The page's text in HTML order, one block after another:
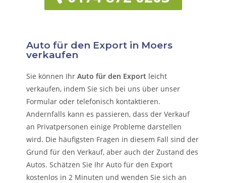
Auto für den Export in Moers
verkaufen
Sie können IhrAuto für den Export leicht
verkaufen, indem Sie sich bei uns über unser
Formular oder telefonisch kontaktieren.
Andernfalls kann es passieren, dass der Verkauf
an Privatpersonen einige Probleme darstellen
wird. Die häufigsten Fragen in diesem Fall sind der
Grund für den Verkauf, aber auch der Zustand des
Autos. Schätzen Sie Ihr Auto für den Export
kostenlos in 2 Minuten und wenden Sie sich an